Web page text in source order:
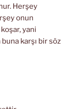
Herşey
onun
yani
karşı bir söz